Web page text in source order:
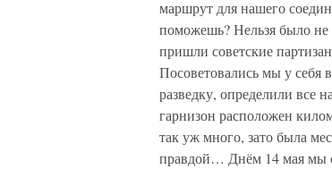
маршрут для нашего
поможешь? Нельзя было не
пришли советские
Посоветовались мы у
разведку, определили
гарнизон расположен
так уж много, зато была
правдой… Днём 14 мая мы